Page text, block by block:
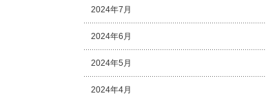
2024年7月
2024年6月
2024年5月
2024年4月